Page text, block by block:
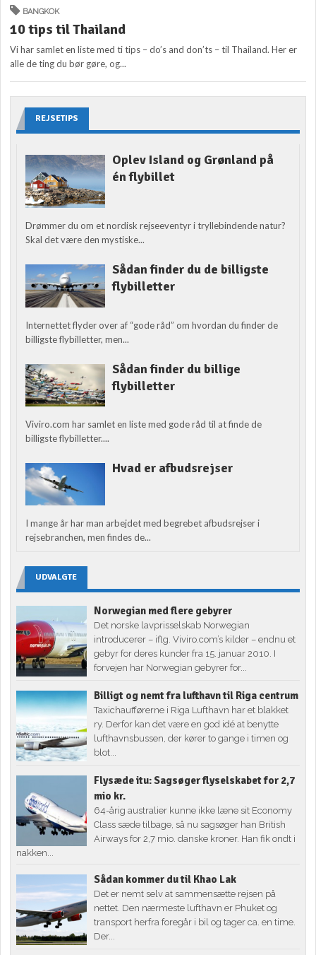
BANGKOK
10 tips til Thailand
Vi har samlet en liste med ti tips – do’s and don’ts – til Thailand. Her er
alle de ting du bør gøre, og...
REJSETIPS
Oplev Island og Grønland på
én flybillet
Drømmer du om et nordisk rejseeventyr i tryllebindende natur?
Skal det være den mystiske...
Sådan finder du de billigste
flybilletter
Internettet flyder over af “gode råd” om hvordan du finder de
billigste flybilletter, men...
Sådan finder du billige
flybilletter
Viviro.com har samlet en liste med gode råd til at finde de
billigste flybilletter....
Hvad er afbudsrejser
I mange år har man arbejdet med begrebet afbudsrejser i
rejsebranchen, men findes de...
UDVALGTE
Norwegian med flere gebyrer
Det norske lavprisselskab Norwegian
introducerer – iflg. Viviro.com’s kilder – endnu et
gebyr for deres kunder fra 15. januar 2010. I
forvejen har Norwegian gebyrer for...
Billigt og nemt fra lufthavn til Riga centrum
Taxichaufførerne i Riga Lufthavn har et blakket
ry. Derfor kan det være en god idé at benytte
lufthavnsbussen, der kører to gange i timen og
blot...
Flysæde itu: Sagsøger flyselskabet for 2,7
mio kr.
64-årig australier kunne ikke læne sit Economy
Class sæde tilbage, så nu sagsøger han British
Airways for 2,7 mio. danske kroner. Han fik ondt i
nakken...
Sådan kommer du til Khao Lak
Det er nemt selv at sammensætte rejsen på
nettet. Den nærmeste lufthavn er Phuket og
transport herfra foregår i bil og tager ca. en time.
Der...